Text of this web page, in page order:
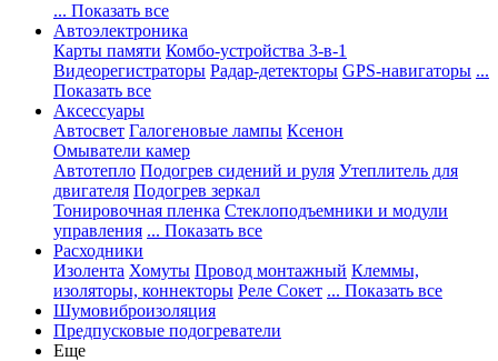
... Показать все
Автоэлектроника
Карты памяти Комбо-устройства 3-в-1
Видеорегистраторы Радар-детекторы GPS-навигаторы ...
Показать все
Аксессуары
Автосвет Галогеновые лампы Ксенон
Омыватели камер
Автотепло Подогрев сидений и руля Утеплитель для
двигателя Подогрев зеркал
Тонировочная пленка Стеклоподъемники и модули
управления ... Показать все
Расходники
Изолента Хомуты Провод монтажный Клеммы,
изоляторы, коннекторы Реле Сокет ... Показать все
Шумовиброизоляция
Предпусковые подогреватели
Еще